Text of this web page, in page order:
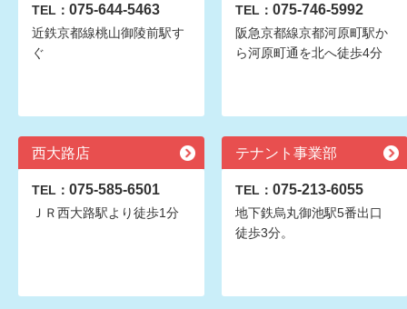
TEL： 075-644-5463
近鉄京都線桃山御陵前駅す
ぐ
TEL： 075-746-5992
阪急京都線京都河原町駅か
ら河原町通を北へ徒歩4分
西大路店
TEL： 075-585-6501
ＪＲ西大路駅より徒歩1分
テナント事業部
TEL： 075-213-6055
地下鉄烏丸御池駅5番出口
徒歩3分。